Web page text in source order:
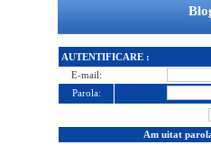
AUTENTIFICARE :
E-mail:
Parola:
Am uitat